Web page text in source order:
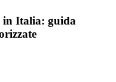
in Italia: guida